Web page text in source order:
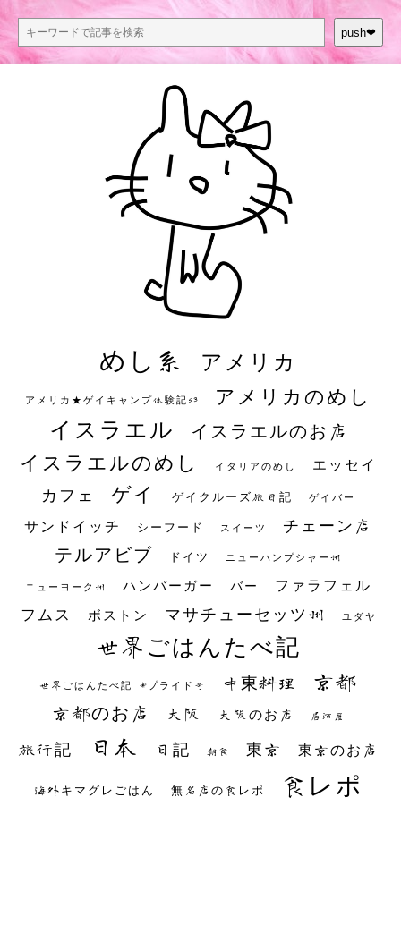
push❤︎
めし系 アメリカ
アメリカ★ゲイキャンプ体験記S3 アメリカのめし
イスラエル イスラエルのお店
イスラエルのめし イタリアのめし エッセイ
カフェ ゲイ ゲイクルーズ旅日記 ゲイバー
サンドイッチ シーフード スイーツ チェーン店
テルアビブ ドイツ ニューハンプシャー州
ニューヨーク州 ハンバーガー バー ファラフェル
フムス ボストン マサチューセッツ州 ユダヤ
世界ごはんたべ記
世界ごはんたべ記 #プライド号 中東料理 京都
京都のお店 大阪 大阪のお店 居酒屋
旅行記 日本 日記 朝食 東京 東京のお店
海外キマグレごはん 無名店の食レポ 食レポ